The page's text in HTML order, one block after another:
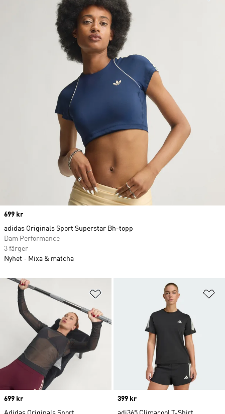
Lägg till på önskelistan
Price
699 kr
Price
399 kr
Price
699 kr
adidas Originals Sport Superstar Bh-topp
Dam Performance
3 färger
Nyhet
Mixa & matcha